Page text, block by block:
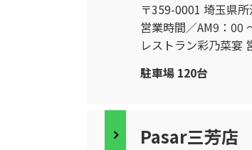
〒359-0001 埼玉県
営業時間／AM9：00
レストラン彩乃菜宴
駐車場 120台
Pasar三芳店